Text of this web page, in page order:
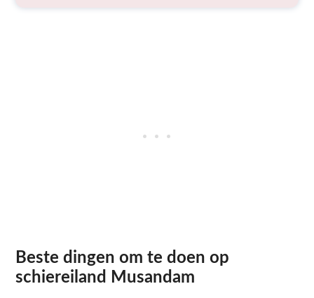
Beste dingen om te doen op
schiereiland Musandam